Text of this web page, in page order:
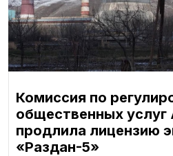
Комиссия по
общественных услуг
продлила лицензию
«Раздан-5»